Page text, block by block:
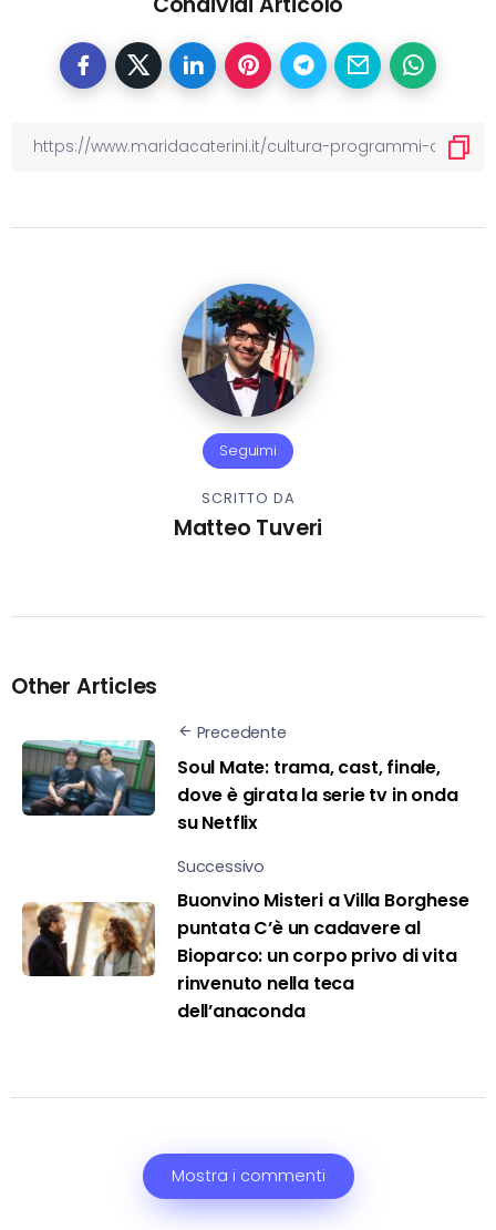
Seguimi
SCRITTO DA
Matteo Tuveri
Other Articles
Precedente
Soul Mate: trama, cast, finale,
dove è girata la serie tv in onda
su Netflix
Successivo
Buonvino Misteri a Villa Borghese
puntata C’è un cadavere al
Bioparco: un corpo privo di vita
rinvenuto nella teca
dell’anaconda
Mostra i commenti